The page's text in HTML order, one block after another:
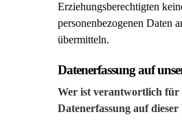
Erziehungsberechtigten
personenbezogenen Daten
übermitteln.
Datenerfassung auf
Wer ist verantwortlich für
Datenerfassung auf dieser